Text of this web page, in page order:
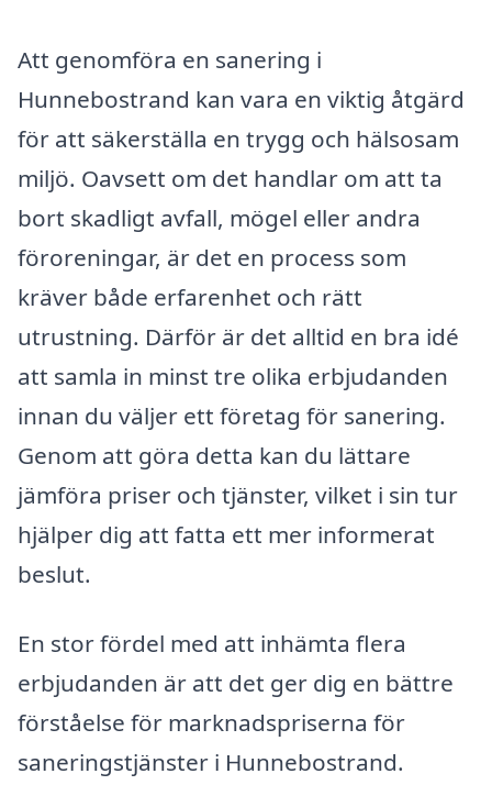
Att genomföra en sanering i
Hunnebostrand kan vara en viktig åtgärd
för att säkerställa en trygg och hälsosam
miljö. Oavsett om det handlar om att ta
bort skadligt avfall, mögel eller andra
föroreningar, är det en process som
kräver både erfarenhet och rätt
utrustning. Därför är det alltid en bra idé
att samla in minst tre olika erbjudanden
innan du väljer ett företag för sanering.
Genom att göra detta kan du lättare
jämföra priser och tjänster, vilket i sin tur
hjälper dig att fatta ett mer informerat
beslut.
En stor fördel med att inhämta flera
erbjudanden är att det ger dig en bättre
förståelse för marknadspriserna för
saneringstjänster i Hunnebostrand.